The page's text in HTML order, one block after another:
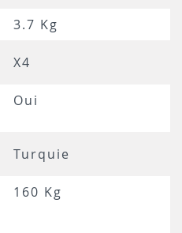
3.7 Kg
X4
Oui
Turquie
160 Kg